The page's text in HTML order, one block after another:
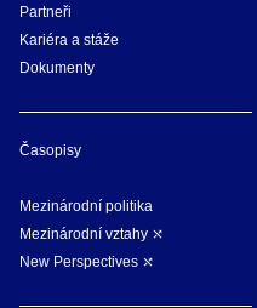
Partneři
Kariéra a stáže
Dokumenty
Časopisy
Mezinárodní politika
Mezinárodní vztahy
New Perspectives